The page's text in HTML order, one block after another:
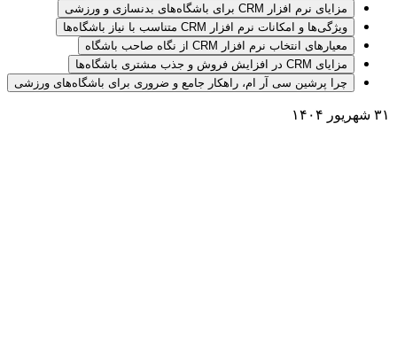
مزایای نرم افزار CRM برای باشگاه‌های بدنسازی و ورزشی
ویژگی‌ها و امکانات نرم افزار CRM متناسب با نیاز باشگاه‌ها
معیارهای انتخاب نرم افزار CRM از نگاه صاحب باشگاه
مزایای CRM در افزایش فروش و جذب مشتری باشگاه‌ها
چرا پرشین سی آر ام، راهکار جامع و ضروری برای باشگاه‌های ورزشی
۳۱ شهریور ۱۴۰۴